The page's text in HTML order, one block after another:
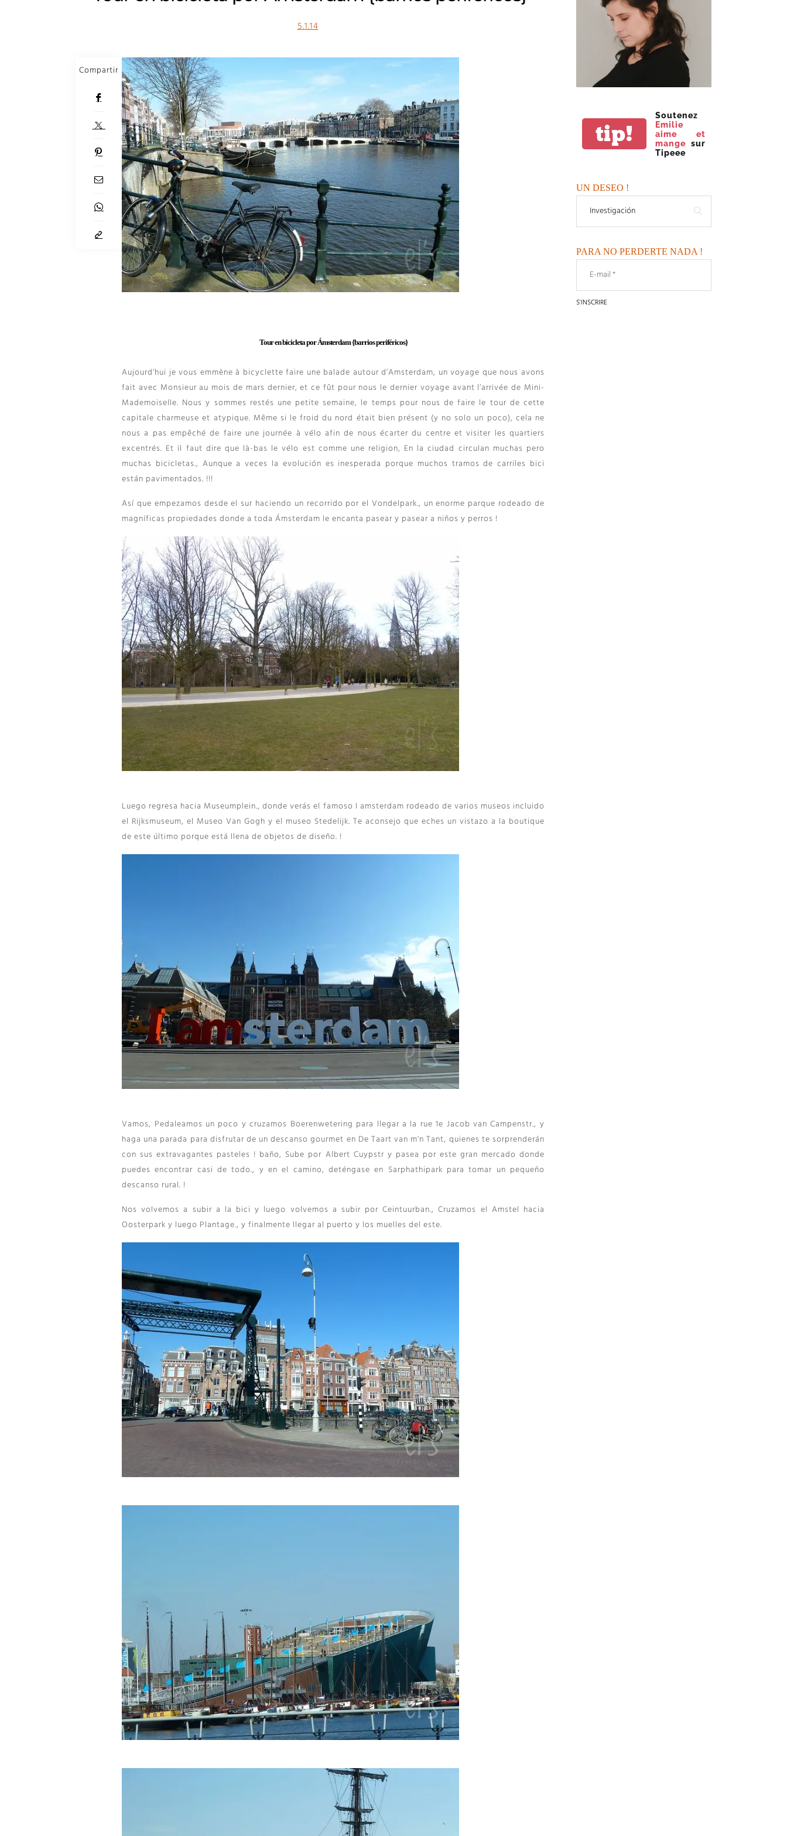
5.1.14
Compartir
Tour en bicicleta por Ámsterdam {barrios periféricos}
Aujourd’hui je vous emmène à bicyclette faire une balade autour d’Amsterdam, un voyage que nous avons
fait avec Monsieur au mois de mars dernier,et ce fût pour nous le dernier voyage avant l’arrivée de Mini-
Mademoiselle. Nous y sommes restés une petite semaine, le temps pour nous de faire le tour de cette
capitale charmeuse et atypique. Même si le froid du nord était bien présent (y no solo un poco), cela ne
nous a pas empêché de faire une journée à vélo afin de nous écarter du centre et visiter les quartiers
excentrés. Et il faut dire que là-bas le vélo est comme une religion, En la ciudad circulan muchas pero
muchas bicicletas., Aunque a veces la evolución es inesperada porque muchos tramos de carriles bici
están pavimentados. !!!
Así que empezamos desde el sur haciendo un recorrido por el Vondelpark., un enorme parque rodeado de
magníficas propiedades donde a toda Ámsterdam le encanta pasear y pasear a niños y perros !
Luego regresa hacia Museumplein., donde verás el famoso I amsterdam rodeado de varios museos incluido
el Rijksmuseum, el Museo Van Gogh y el museo Stedelijk. Te aconsejo que eches un vistazo a la boutique
de este último porque está llena de objetos de diseño. !
Vamos, Pedaleamos un poco y cruzamos Boerenwetering para llegar a la rue 1e Jacob van Campenstr., y
haga una parada para disfrutar de un descanso gourmet en De Taart van m'n Tant, quienes te sorprenderán
con sus extravagantes pasteles ! baño, Sube por Albert Cuypstr y pasea por este gran mercado donde
puedes encontrar casi de todo., y en el camino, deténgase en Sarphathipark para tomar un pequeño
descanso rural. !
Nos volvemos a subir a la bici y luego volvemos a subir por Ceintuurban., Cruzamos el Amstel hacia
Oosterpark y luego Plantage., y finalmente llegar al puerto y los muelles del este.
tip!
Soutenez
Emilie
aime et
mange sur
Tipeee
UN DESEO !
PARA NO PERDERTE NADA !